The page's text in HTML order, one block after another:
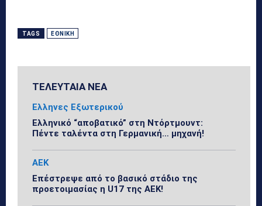
TAGS ΕΘΝΙΚΉ
ΤΕΛΕΥΤΑΙΑ ΝΕΑ
Ελληνες Εξωτερικού
Ελληνικό “αποβατικό” στη Ντόρτμουντ:
Πέντε ταλέντα στη Γερμανική… μηχανή!
ΑΕΚ
Επέστρεψε από το βασικό στάδιο της
προετοιμασίας η U17 της ΑΕΚ!